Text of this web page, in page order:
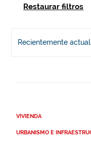
Restaurar filtros
Recientemente
VIVIENDA
URBANISMO E